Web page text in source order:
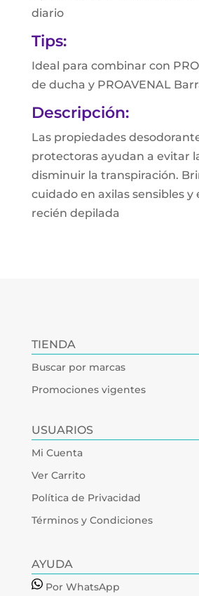
diario
Tips:
Ideal para combinar con
de ducha y PROAVENAL
Descripción:
Las propiedades
protectoras ayudan a evitar
disminuir la transpiración.
cuidado en axilas sensibles y
recién depilada
TIENDA
Buscar por marcas
Promociones vigentes
USUARIOS
Mi Cuenta
Ver Carrito
Política de Privacidad
Términos y Condiciones
AYUDA
Por WhatsApp